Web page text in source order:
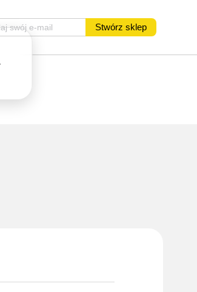
Stwórz sklep